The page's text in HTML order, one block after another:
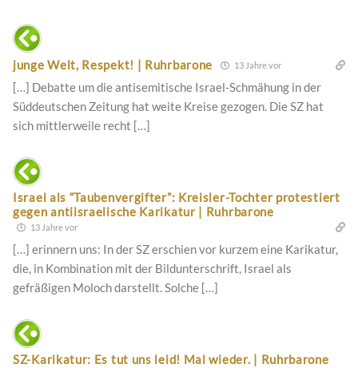
junge Welt, Respekt! | Ruhrbarone 13 Jahre vor
[…] Debatte um die antisemitische Israel-Schmähung in der
Süddeutschen Zeitung hat weite Kreise gezogen. Die SZ hat
sich mittlerweile recht […]
Israel als “Taubenvergifter”: Kreisler-Tochter protestiert
gegen antiisraelische Karikatur | Ruhrbarone
13 Jahre vor
[…] erinnern uns: In der SZ erschien vor kurzem eine Karikatur,
die, in Kombination mit der Bildunterschrift, Israel als
gefräßigen Moloch darstellt. Solche […]
SZ-Karikatur: Es tut uns leid! Mal wieder. | Ruhrbarone